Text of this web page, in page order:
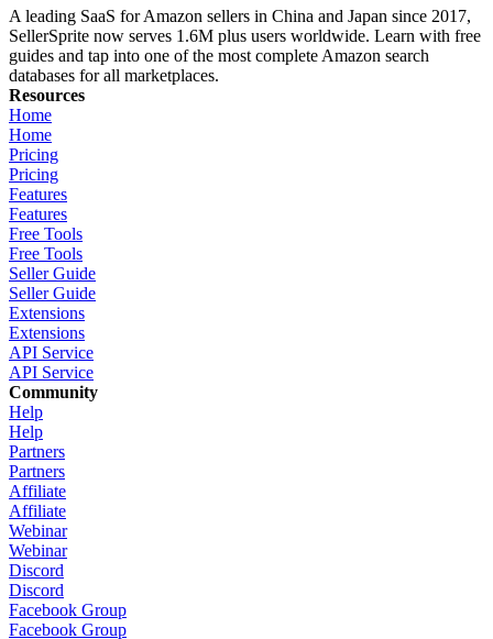
A leading SaaS for Amazon sellers in China and Japan since 2017,
SellerSprite now serves 1.6M plus users worldwide. Learn with free
guides and tap into one of the most complete Amazon search
databases for all marketplaces.
Resources
Home
Home
Pricing
Pricing
Features
Features
Free Tools
Free Tools
Seller Guide
Seller Guide
Extensions
Extensions
API Service
API Service
Community
Help
Help
Partners
Partners
Affiliate
Affiliate
Webinar
Webinar
Discord
Discord
Facebook Group
Facebook Group